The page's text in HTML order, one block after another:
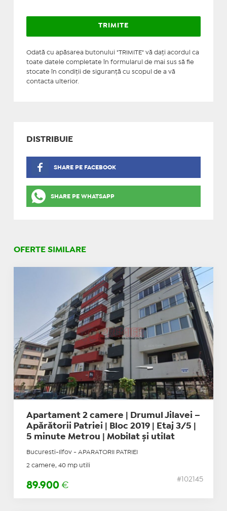
Odată cu apăsarea butonului "TRIMITE" vă daţi acordul ca
toate datele completate în formularul de mai sus să fie
stocate în condiţii de siguranţă cu scopul de a vă
contacta ulterior.
DISTRIBUIE
SHARE PE FACEBOOK
SHARE PE WHATSAPP
OFERTE SIMILARE
Apartament 2 camere | Drumul Jilavei –
Apărătorii Patriei | Bloc 2019 | Etaj 3/5 |
5 minute Metrou | Mobilat și utilat
Bucuresti-Ilfov - APARATORII PATRIEI
2 camere, 40 mp utili
89.900 €
#102145